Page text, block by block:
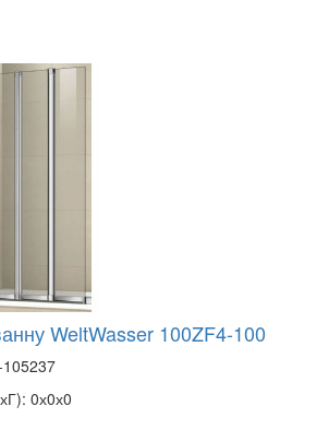
WeltWasser 100ZF4-100
0х0х0